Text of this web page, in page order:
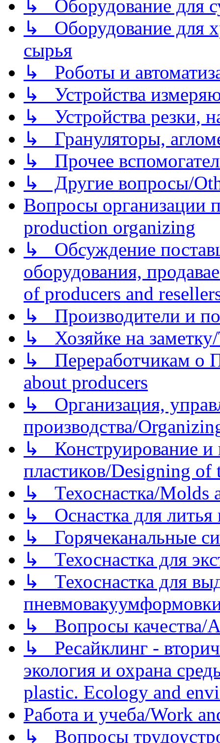
↳ Оборудование для
↳ Оборудование для
сырья
↳ Роботы и
↳ Устройства
↳ Устройства резки,
↳ Грануляторы,
↳ Прочее
↳ Другие вопросы/
Вопросы организации
production organizing
↳ Обсуждение
оборудования,
of producers and
↳ Производители и
↳ Хозяйке на
↳ Переработчикам о
about producers
↳ Организация,
производства/
↳ Конструирование и
пластиков/Designing of
↳ Техоснастка/Molds
↳ Оснастка для литья
↳ Горячеканальные
↳ Техоснастка для
↳ Техоснастка для
↳ Вопросы качества/
↳ Ресайклинг -
экология и охрана
plastic. Ecology and
Работа и учеба/Work
↳ Вопросы